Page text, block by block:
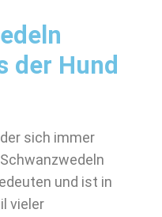
der Hund
sich immer
und ist in
vieler